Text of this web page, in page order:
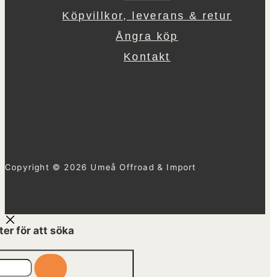
Köpvillkor, leverans & retur
Ångra köp
Kontakt
Copyright © 2026 Umeå Offroad & Import
för att söka